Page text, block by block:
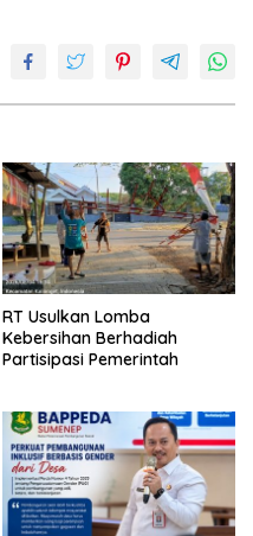
RT Usulkan Lomba
Kebersihan Berhadiah
Partisipasi Pemerintah